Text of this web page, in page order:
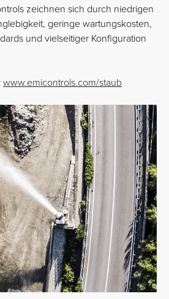
zeichnen sich durch niedrigen
geringe wartungskosten,
und vielseitiger Konfiguration
www.emicontrols.com/staub